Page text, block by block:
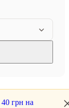
40 грн на